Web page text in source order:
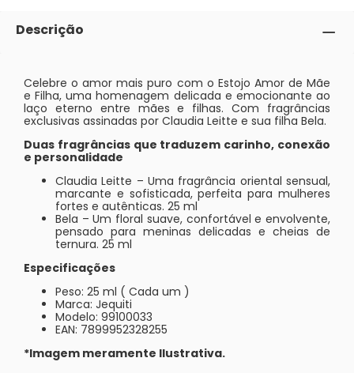
Descrição
Celebre o amor mais puro com o Estojo Amor de Mãe
e Filha, uma homenagem delicada e emocionante ao
laço eterno entre mães e filhas. Com fragrâncias
exclusivas assinadas por Claudia Leitte e sua filha Bela.
Duas fragrâncias que traduzem carinho, conexão
e personalidade
Claudia Leitte – Uma fragrância oriental sensual,
marcante e sofisticada, perfeita para mulheres
fortes e autênticas. 25 ml
Bela – Um floral suave, confortável e envolvente,
pensado para meninas delicadas e cheias de
ternura. 25 ml
Especificações
Peso: 25 ml ( Cada um )
Marca: Jequiti
Modelo: 99100033
EAN: 7899952328255
*Imagem meramente Ilustrativa.